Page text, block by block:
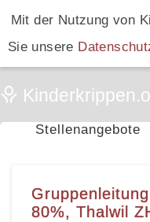
Mit der Nutzung von
Sie unsere
Stellenangebote
80%, Thalwil